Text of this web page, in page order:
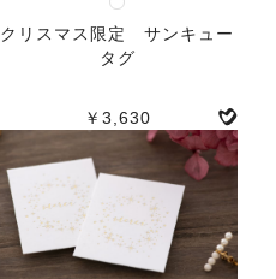
クリスマス限定 サンキュー
タグ
￥3,630